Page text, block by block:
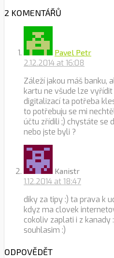
2 KOMENTÁŘŮ
Pavel Petr
2.12.2014 at 16:08
Záleží jakou máš banku,
kartu ne všude lze
digitalizací ta potřeba
to potřebuju se mi
účtu zřídili ;) chystáte se
nebo jste byli ?
Kanistr
1.12.2014 at 18:47
diky za tipy :) ta prava k
kdyz ma clovek
cokoliv zaplati i z kanady
souhlasim :)
ODPOVĚDĚT